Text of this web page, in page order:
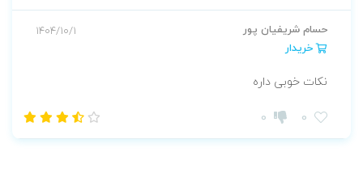
حسام شریفیان پور
خریدار
1404/10/1
نکات خوبی داره
0
0